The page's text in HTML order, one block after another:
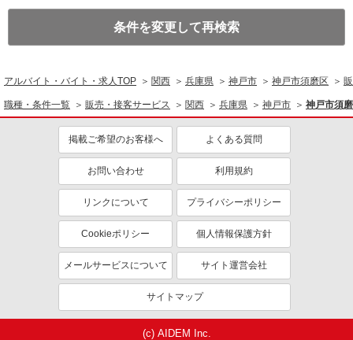
条件を変更して再検索
アルバイト・バイト・求人TOP 関西 兵庫県 神戸市 神戸市須磨区
職種・条件一覧 販売・接客サービス 関西 兵庫県 神戸市 神戸市須
掲載ご希望のお客様へ よくある質問
お問い合わせ 利用規約
リンクについて プライバシーポリシー
Cookieポリシー 個人情報保護方針
メールサービスについて サイト運営会社
サイトマップ
(c) AIDEM Inc.